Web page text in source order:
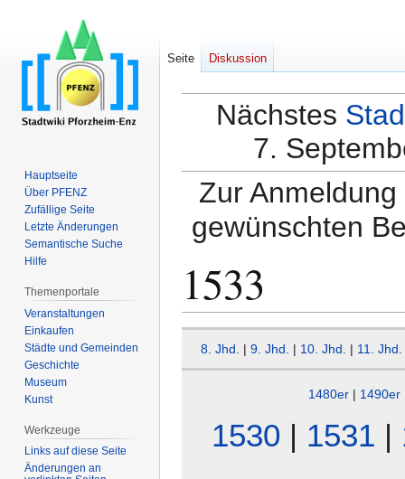
Nächstes
7.
Zur
gewünschten
1533
Navigation
Suche
8. Jhd. | 9. Jhd. | 10. Jhd. | 11. Jhd.
1480er | 1490er
1530 | 1531 |
Seite Diskussion
Hauptseite
Über PFENZ
Zufällige Seite
Letzte Änderungen
Semantische Suche
Hilfe
Themenportale
Veranstaltungen
Einkaufen
Städte und Gemeinden
Geschichte
Museum
Kunst
Werkzeuge
Links auf diese Seite
Änderungen an